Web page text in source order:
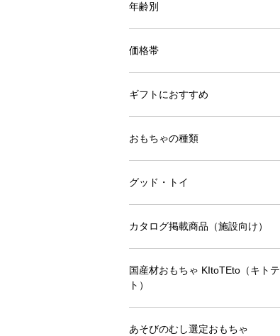
年齢別
価格帯
ギフトにおすすめ
おもちゃの種類
グッド・トイ
カタログ掲載商品（施設向け）
国産材おもちゃ KItoTEto（キトテ
ト）
あそびのむし選定おもちゃ